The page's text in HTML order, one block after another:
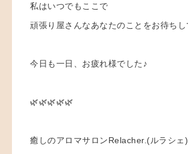
私はいつでもここで
頑張り屋さんなあなたのことをお待ちし
今日も一日、お疲れ様でした♪
🌿🌿🌿🌿🌿
癒しのアロマサロンRelacher.(ルラシェ)